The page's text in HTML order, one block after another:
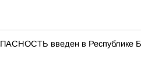
введен в Республике